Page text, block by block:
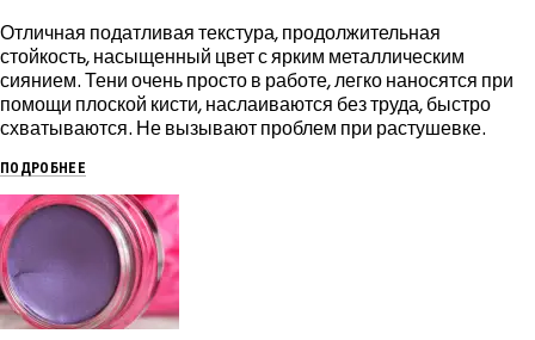
Отличная податливая текстура, продолжительная
стойкость, насыщенный цвет с ярким металлическим
сиянием. Тени очень просто в работе, легко наносятся при
помощи плоской кисти, наслаиваются без труда, быстро
схватываются. Не вызывают проблем при растушевке.
ПОДРОБНЕЕ